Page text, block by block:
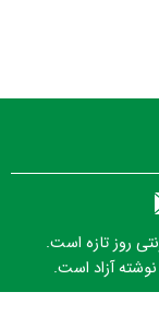
روز تازه است.
نوشته آزاد است.